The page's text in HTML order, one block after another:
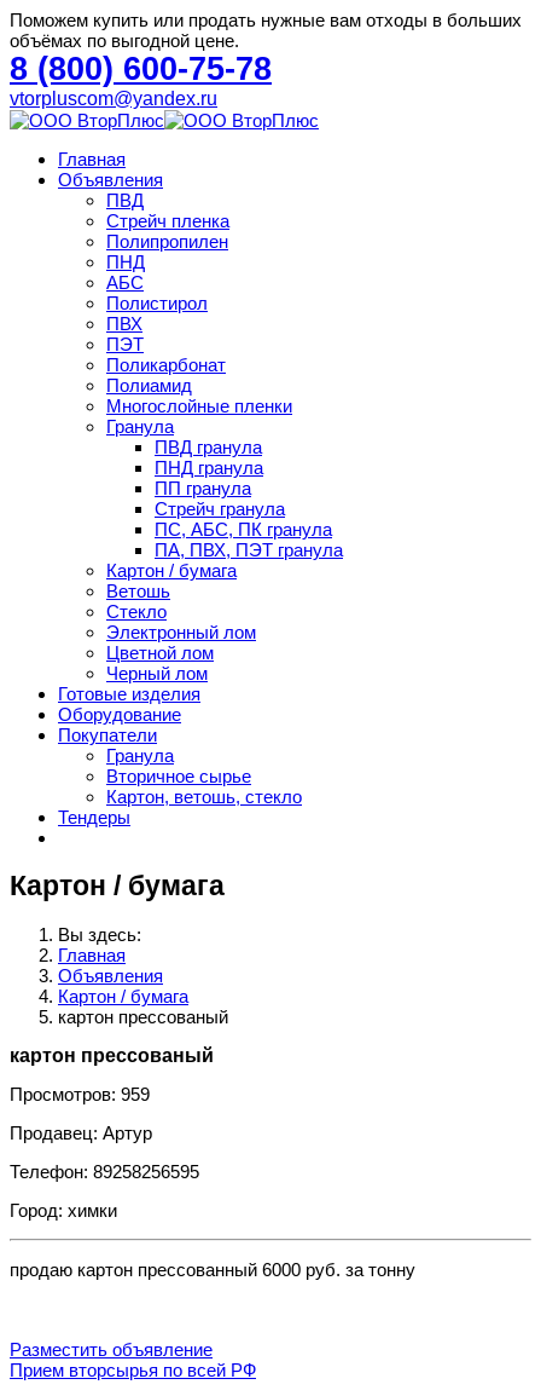
Поможем купить или продать нужные вам отходы в больших
объёмах по выгодной цене.
8 (800) 600-75-78
vtorpluscom@yandex.ru
Главная
Объявления
ПВД
Стрейч пленка
Полипропилен
ПНД
АБС
Полистирол
ПВХ
ПЭТ
Поликарбонат
Полиамид
Многослойные пленки
Гранула
ПВД гранула
ПНД гранула
ПП гранула
Стрейч гранула
ПС, АБС, ПК гранула
ПА, ПВХ, ПЭТ гранула
Картон / бумага
Ветошь
Стекло
Электронный лом
Цветной лом
Черный лом
Готовые изделия
Оборудование
Покупатели
Гранула
Вторичное сырье
Картон, ветошь, стекло
Тендеры
Картон / бумага
Вы здесь:
Главная
Объявления
Картон / бумага
картон прессованый
картон прессованый
Просмотров: 959
Продавец: Артур
Телефон: 89258256595
Город: химки
продаю картон прессованный 6000 руб. за тонну
Разместить объявление
Прием вторсырья по всей РФ